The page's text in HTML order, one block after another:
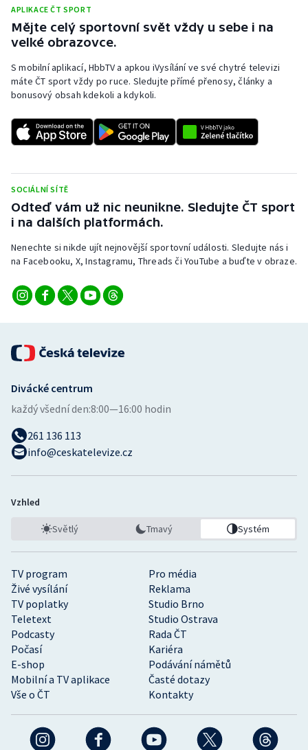
APLIKACE ČT SPORT
Mějte celý sportovní svět vždy u sebe i na
velké obrazovce.
S mobilní aplikací, HbbTV a apkou iVysílání ve své chytré televizi
máte ČT sport vždy po ruce. Sledujte přímé přenosy, články a
bonusový obsah kdekoli a kdykoli.
SOCIÁLNÍ SÍTĚ
Odteď vám už nic neunikne. Sledujte ČT sport
i na dalších platformách.
Nenechte si nikde ujít nejnovější sportovní události. Sledujte nás i
na Facebooku, X, Instagramu, Threads či YouTube a buďte v obraze.
TV program
Pro média
Živé vysílání
Reklama
TV poplatky
Studio Brno
Teletext
Studio Ostrava
Podcasty
Rada ČT
Počasí
Kariéra
E-shop
Podávání námětů
Mobilní a TV aplikace
Časté dotazy
Vše o ČT
Kontakty
Divácké centrum
každý všední den:8:00—16:00 hodin
261 136 113
info@ceskatelevize.cz
Vzhled
Světlý Tmavý Systém